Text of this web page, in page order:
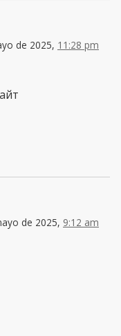
de 2025, 11:28 pm
de 2025, 9:12 am